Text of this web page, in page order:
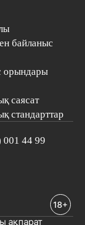
байланыс
орындары
саясат
стандарттар
001 44 99
ақпарат